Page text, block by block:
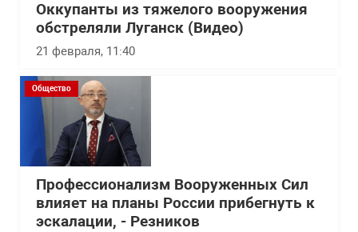
Оккупанты из тяжелого вооружения
обстреляли Луганск (Видео)
21 февраля, 11:40
Общество
Профессионализм Вооруженных Сил
влияет на планы России прибегнуть к
эскалации, - Резников